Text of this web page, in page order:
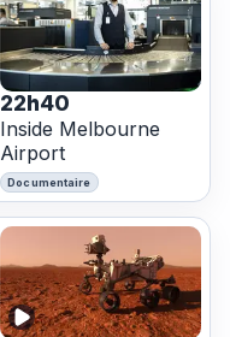
22h40
Inside Melbourne
Airport
Documentaire